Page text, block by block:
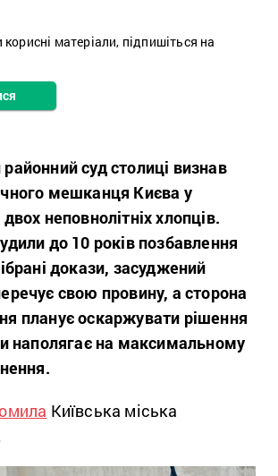
матеріали, підпишіться на
суд столиці визнав
мешканця Києва у
неповнолітніх хлопців.
до 10 років позбавлення
докази, засуджений
свою провину, а сторона
планує оскаржувати рішення
наполягає на максимальному
Київська міська